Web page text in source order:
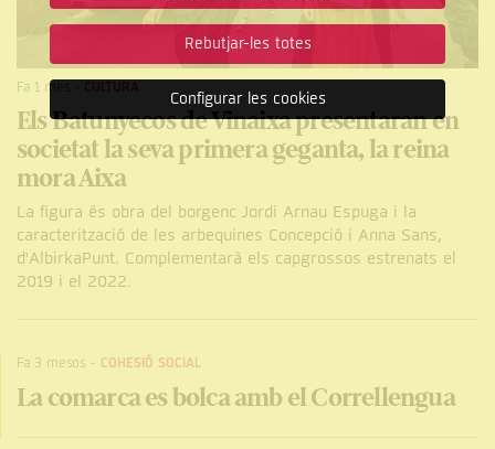
Fa 1 mes
Els Batunyecos de Vinaixa presentaran en
societat la seva primera geganta, la reina
mora Aixa
La figura és obra del borgenc Jordi Arnau Espuga i la
caracterització de les arbequines Concepció i Anna Sans,
d'AlbirkaPunt. Complementarà els capgrossos estrenats el
2019 i el 2022.
Fa 3 mesos - COHESIÓ SOCIAL
La comarca es bolca amb el Correllengua
Rebutjar-les totes
Configurar les cookies